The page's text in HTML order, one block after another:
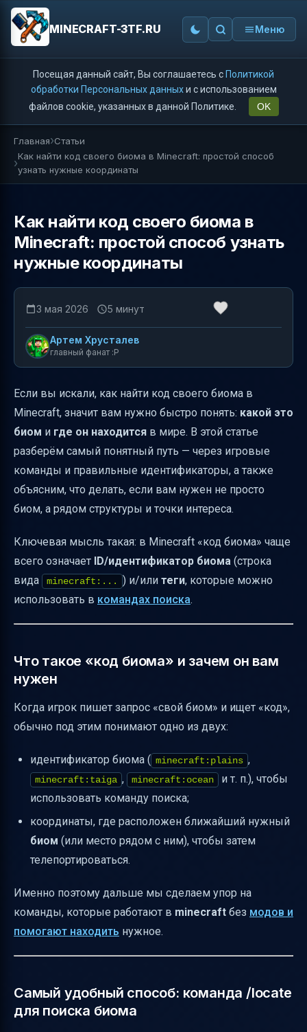
MINECRAFT-3TF.RU Меню
Посещая данный сайт, Вы соглашаетесь с Политикой
обработки Персональных данныхи с использованием
файлов cookie, указанных в данной Политике.
OK
Главная Статьи
Как найти код своего биома в Minecraft: простой способ
узнать нужные координаты
Как найти код своего биома в
Minecraft: простой способ узнать
нужные координаты
3 мая 2026 5 минут
Артем Хрусталев
главный фанат :P
Если вы искали, как найти код своего биома в
Minecraft, значит вам нужно быстро понять: какой это
биом и где он находится в мире. В этой статье
разберём самый понятный путь — через игровые
команды и правильные идентификаторы, а также
объясним, что делать, если вам нужен не просто
биом, а рядом структуры и точки интереса.
Ключевая мысль такая: в Minecraft «код биома» чаще
всего означает ID/идентификатор биома (строка
вида
minecraft:... ) и/или теги, которые можно
использовать в командах поиска.
Что такое «код биома» и зачем он вам
нужен
Когда игрок пишет запрос «свой биом» и ищет «код»,
обычно под этим понимают одно из двух:
идентификатор биома ( minecraft:plains ,
minecraft:taiga , minecraft:ocean
и т. п.), чтобы
использовать команду поиска;
координаты, где расположен ближайший нужный
биом (или место рядом с ним), чтобы затем
телепортироваться.
Именно поэтому дальше мы сделаем упор на
команды, которые работают в minecraft без модов и
помогают находить нужное.
Самый удобный способ: команда /locate
для поиска биома